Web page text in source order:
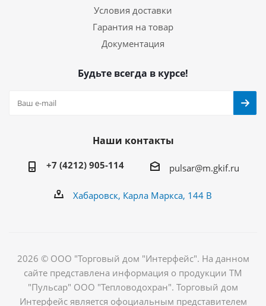
Условия доставки
Гарантия на товар
Документация
Будьте всегда в курсе!
Наши контакты
+7 (4212) 905-114 pulsar@m.gkif.ru
Хабаровск, Карла Маркса, 144 В
2026 © ООО "Торговый дом "Интерфейс". На данном
сайте представлена информация о продукции ТМ
"Пульсар" ООО "Тепловодохран". Торговый дом
Интерфейс является офоциальным представителем